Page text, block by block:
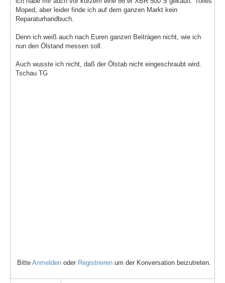
Moped, aber leider finde ich auf dem ganzen Markt kein
Reparaturhandbuch.
Denn ich weiß auch nach Euren ganzen Beiträgen nicht, wie ich
nun den Ölstand messen soll.
Auch wusste ich nicht, daß der Ölstab nicht eingeschraubt wird.
Tschau TG
Bitte Anmelden oder Registrieren um der Konversation beizutreten.